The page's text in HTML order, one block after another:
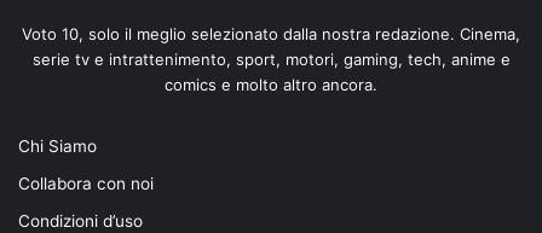
Voto 10, solo il meglio selezionato dalla nostra redazione. Cinema,
serie tv e intrattenimento, sport, motori, gaming, tech, anime e
comics e molto altro ancora.
Chi Siamo
Collabora con noi
Condizioni d’uso